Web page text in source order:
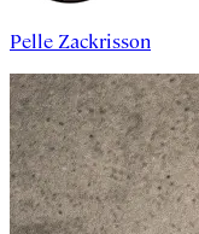
Pelle Zackrisson